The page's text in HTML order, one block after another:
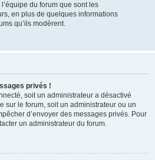
du forum que sont les
en plus de quelques informations
qu’ils modèrent.
privés !
soit un administrateur a désactivé
sur le forum, soit un administrateur ou un
d’envoyer des messages privés. Pour
un administrateur du forum.